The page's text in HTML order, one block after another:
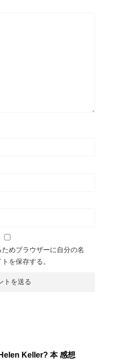
めブラウザーに自分の名
を保存する。
Keller? 本 感想